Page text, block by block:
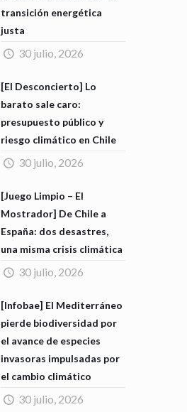
transición energética
justa
30 julio, 2026
[El Desconcierto] Lo
barato sale caro:
presupuesto público y
riesgo climático en Chile
30 julio, 2026
[Juego Limpio – El
Mostrador] De Chile a
España: dos desastres,
una misma crisis climática
30 julio, 2026
[Infobae] El Mediterráneo
pierde biodiversidad por
el avance de especies
invasoras impulsadas por
el cambio climático
30 julio, 2026